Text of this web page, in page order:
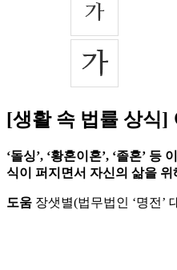
[생활 속 법률 상식]
‘돌싱’, ‘황혼이혼’, ‘졸혼’
식이 퍼지면서 자신의 삶을
도움 장샛별(법무법인 ‘명전’